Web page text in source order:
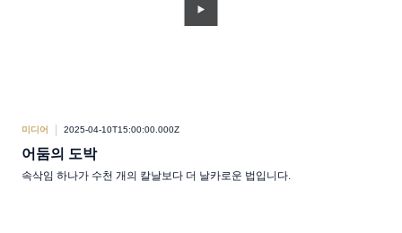
미디어 2025-04-10T15:00:00.000Z
어둠의 도박
속삭임 하나가 수천 개의 칼날보다 더 날카로운 법입니다.